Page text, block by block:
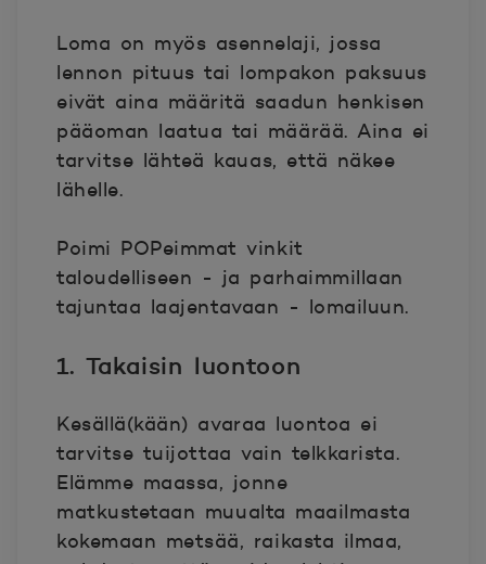
Loma on myös asennelaji, jossa
lennon pituus tai lompakon paksuus
eivät aina määritä saadun henkisen
pääoman laatua tai määrää. Aina ei
tarvitse lähteä kauas, että näkee
lähelle.
Poimi POPeimmat vinkit
taloudelliseen - ja parhaimmillaan
tajuntaa laajentavaan - lomailuun.
1. Takaisin luontoon
Kesällä(kään) avaraa luontoa ei
tarvitse tuijottaa vain telkkarista.
Elämme maassa, jonne
matkustetaan muualta maailmasta
kokemaan metsää, raikasta ilmaa,